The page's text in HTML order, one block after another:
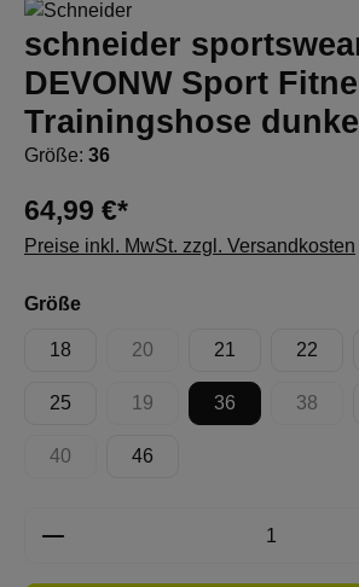
schneider
DEVONW Sport
Trainingshose
Größe: 36
64,99 €*
Preise inkl. MwSt. zzgl. Versandkosten
Größeauswählen
18 20
(Diese Option ist zurzeit
21 22
25 19
(Diese Option ist zurzeit
36 38
(Diese
40
(Diese Option ist zurzeit nicht
46
Produkt Anzahl: Gib den